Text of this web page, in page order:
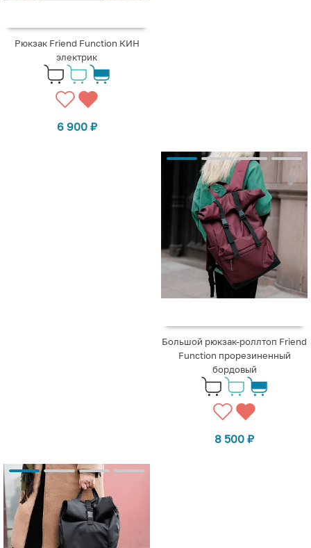
Рюкзак Friend Function КИН
электрик
6 900 ₽
Большой рюкзак-роллтоп Friend
Function прорезиненный
бордовый
8 500 ₽